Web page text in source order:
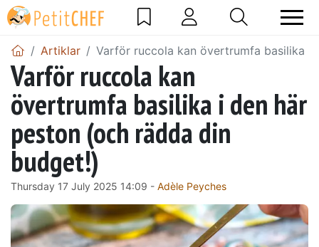
Artiklar Varför ruccola kan övertrumfa basilika i
Varför ruccola kan
övertrumfa basilika i den här
peston (och rädda din
budget!)
Thursday 17 July 2025 14:09 - Adèle Peyches